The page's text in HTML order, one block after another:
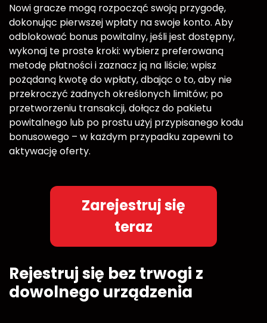
Nowi gracze mogą rozpocząć swoją przygodę,
dokonując pierwszej wpłaty na swoje konto. Aby
odblokować bonus powitalny, jeśli jest dostępny,
wykonaj te proste kroki: wybierz preferowaną
metodę płatności i zaznacz ją na liście; wpisz
pożądaną kwotę do wpłaty, dbając o to, aby nie
przekroczyć żadnych określonych limitów; po
przetworzeniu transakcji, dołącz do pakietu
powitalnego lub po prostu użyj przypisanego kodu
bonusowego – w każdym przypadku zapewni to
aktywację oferty.
Zarejestruj się
teraz
Rejestruj się bez trwogi z
dowolnego urządzenia